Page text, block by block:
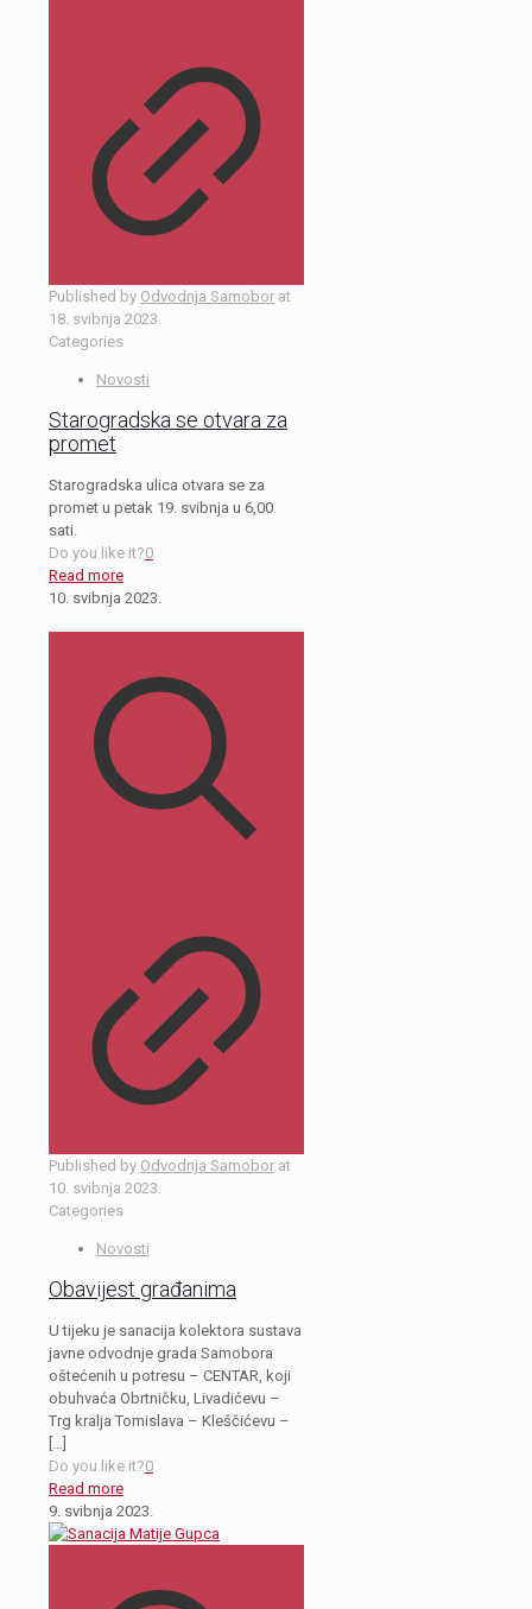
Published by Odvodnja Samobor at
18. svibnja 2023.
Categories
Novosti
Starogradska se otvara za
promet
Starogradska ulica otvara se za
promet u petak 19. svibnja u 6,00
sati.
Do you like it?0
Read more
10. svibnja 2023.
Published by Odvodnja Samobor at
10. svibnja 2023.
Categories
Novosti
Obavijest građanima
U tijeku je sanacija kolektora sustava
javne odvodnje grada Samobora
oštećenih u potresu – CENTAR, koji
obuhvaća Obrtničku, Livadićevu –
Trg kralja Tomislava – Kleščićevu –
[…]
Do you like it?0
Read more
9. svibnja 2023.